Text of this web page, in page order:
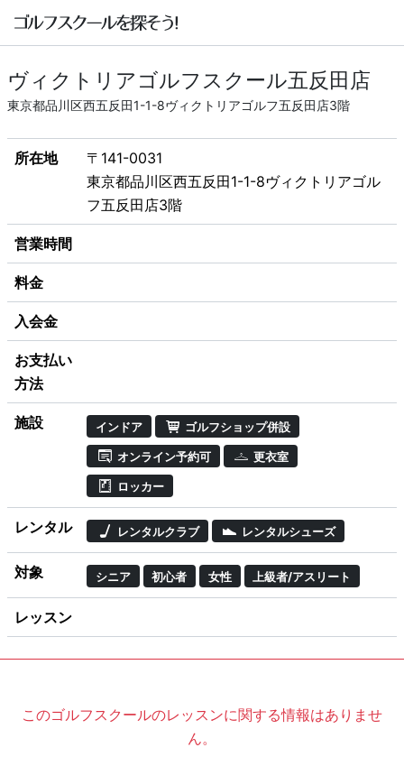
ヴィクトリアゴルフスクール五反田店
東京都品川区西五反田1-1-8ヴィクトリアゴルフ五反田店3階
所在地
〒141-0031
東京都品川区西五反田1-1-8ヴィクトリアゴル
フ五反田店3階
営業時間
料金
入会金
お支払い
方法
施設 インドア ゴルフショップ併設
オンライン予約可 更衣室
ロッカー
レンタル レンタルクラブ レンタルシューズ
対象 シニア 初心者 女性 上級者/アスリート
レッスン
このゴルフスクールのレッスンに関する情報はありませ
ん。